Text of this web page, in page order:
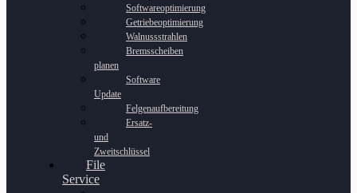
Softwareoptimierung
Getriebeoptimierung
Walnussstrahlen
Bremsscheiben
planen
Software
Update
Felgenaufbereitung
Ersatz-
und
Zweitschlüssel
File
Service